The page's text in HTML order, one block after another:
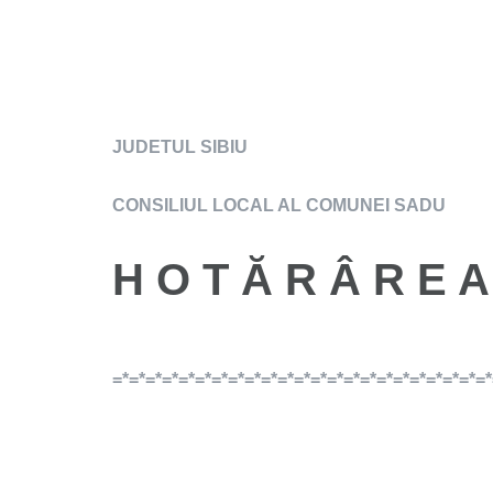
JUDETUL SIBIU
CONSILIUL LOCAL AL COMUNEI SADU
H O T Ă R Â R E